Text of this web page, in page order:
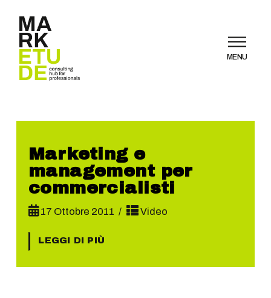
MENU
Marketing e
management per
commercialisti
17 Ottobre 2011 Video
LEGGI DI PIÙ